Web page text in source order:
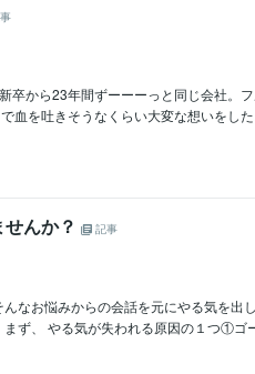
卒から23年間ずーーーっと同じ会社。
血を吐きそうなくらい大変な想いをし
んか？
記事
なお悩みからの会話を元にやる気を出
ず、 やる気が失われる原因の１つ①ゴ